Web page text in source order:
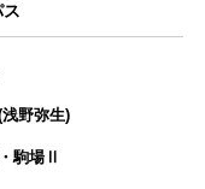
野弥生)
駒場Ⅱ